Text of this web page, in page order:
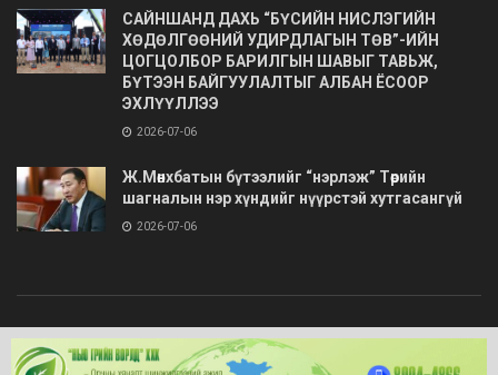
САЙНШАНД ДАХЬ “БҮСИЙН НИСЛЭГИЙН
ХӨДӨЛГӨӨНИЙ УДИРДЛАГЫН ТӨВ”-ИЙН
ЦОГЦОЛБОР БАРИЛГЫН ШАВЫГ ТАВЬЖ,
БҮТЭЭН БАЙГУУЛАЛТЫГ АЛБАН ЁСООР
ЭХЛҮҮЛЛЭЭ
2026-07-06
Ж.Мөнхбатын бүтээлийг “нэрлэж” Төрийн
шагналын нэр хүндийг нүүрстэй хутгасангүй
2026-07-06
© 2020 Barimt.com- Зохиогчийн эрх хуулиар хамгаалагдсан. Загварыг
ONLINE MEDIA LLC.